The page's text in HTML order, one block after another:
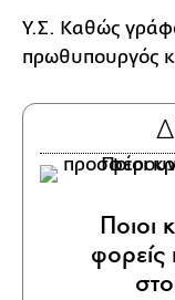
Υ.Σ. Καθώς
πρωθυπουργός
Ποιοι